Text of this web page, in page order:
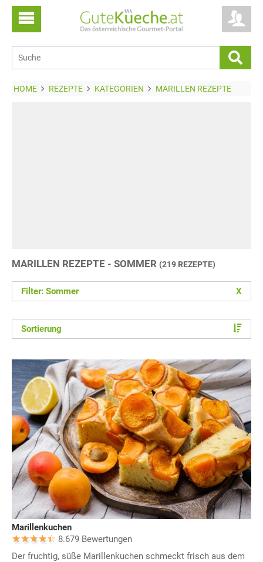
HOME REZEPTE KATEGORIEN MARILLEN REZEPTE
MARILLEN REZEPTE - SOMMER (219 REZEPTE)
Filter: Sommer X
Sortierung
Marillenkuchen
8.679 Bewertungen
Der fruchtig, süße Marillenkuchen schmeckt frisch aus dem